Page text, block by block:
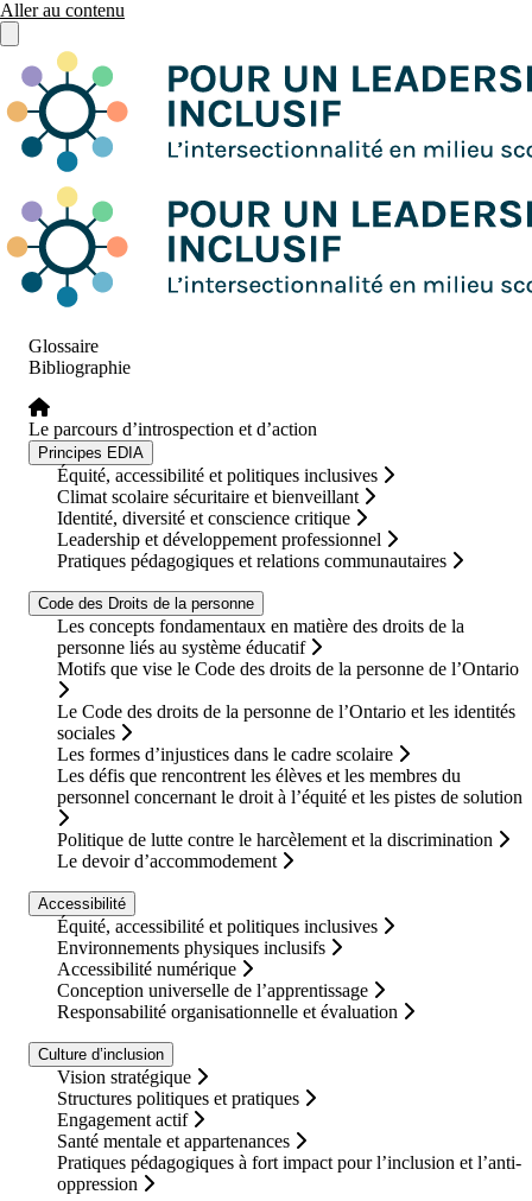
Aller au contenu
Glossaire
Bibliographie
Le parcours d’introspection et d’action
Principes EDIA
Équité, accessibilité et politiques inclusives
Climat scolaire sécuritaire et bienveillant
Identité, diversité et conscience critique
Leadership et développement professionnel
Pratiques pédagogiques et relations communautaires
Code des Droits de la personne
Les concepts fondamentaux en matière des droits de la
personne liés au système éducatif
Motifs que vise le Code des droits de la personne de l’Ontario
Le Code des droits de la personne de l’Ontario et les identités
sociales
Les formes d’injustices dans le cadre scolaire
Les défis que rencontrent les élèves et les membres du
personnel concernant le droit à l’équité et les pistes de solution
Politique de lutte contre le harcèlement et la discrimination
Le devoir d’accommodement
Accessibilité
Équité, accessibilité et politiques inclusives
Environnements physiques inclusifs
Accessibilité numérique
Conception universelle de l’apprentissage
Responsabilité organisationnelle et évaluation
Culture d’inclusion
Vision stratégique
Structures politiques et pratiques
Engagement actif
Santé mentale et appartenances
Pratiques pédagogiques à fort impact pour l’inclusion et l’anti-
oppression